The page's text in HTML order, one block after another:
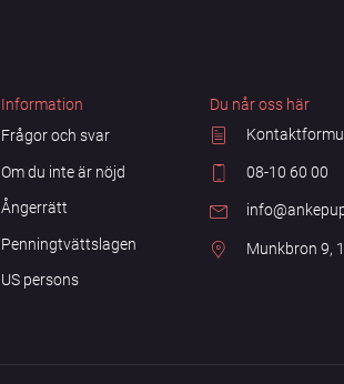
Information
Frågor och svar
Om du inte är nöjd
Ångerrätt
Penningtvättslagen
US persons
Du når oss här
08-10 60 00
Munkbron 9,